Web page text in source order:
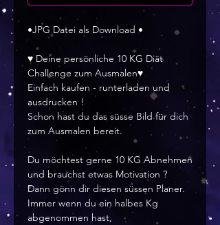
•JPG Datei als Download •
♥ Deine persönliche 10 KG Diät
Challenge zum Ausmalen♥
Einfach kaufen - runterladen und
ausdrucken !
Schon hast du das süsse Bild für dich
zum Ausmalen bereit.
Du möchtest gerne 10 KG Abnehmen
und brauchst etwas Motivation ?
Dann gönn dir diesen süssen Planer.
Immer wenn du ein halbes Kg
abgenommen hast,